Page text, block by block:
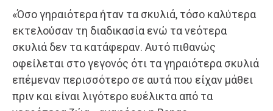
«Όσο γηραιότερα ήταν τα σκυλιά, τόσο καλύτερα
εκτελούσαν τη διαδικασία ενώ τα νεότερα
σκυλιά δεν τα κατάφεραν. Αυτό πιθανώς
οφείλεται στο γεγονός ότι τα γηραιότερα σκυλιά
επέμεναν περισσότερο σε αυτά που είχαν μάθει
πριν και είναι λιγότερο ευέλικτα από τα